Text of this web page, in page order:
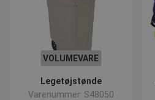
VOLUMEVARE
Legetøjstønde
Varenummer: S48050